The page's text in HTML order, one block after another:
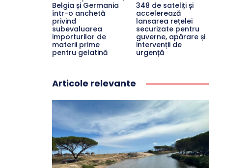
Belgia și Germania
într-o anchetă
privind
subevaluarea
importurilor de
materii prime
pentru gelatină
348 de sateliți și
accelerează
lansarea rețelei
securizate pentru
guverne, apărare și
intervenții de
urgență
Articole relevante